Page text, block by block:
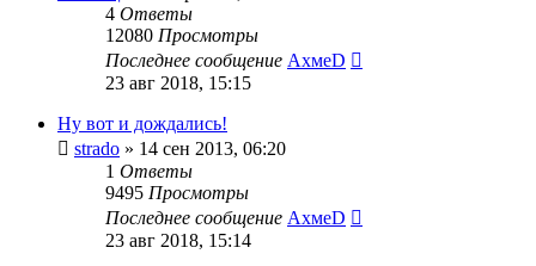
4 Ответы
12080 Просмотры
Последнее сообщение АхмеD
23 авг 2018, 15:15
Ну вот и дождались!
strado » 14 сен 2013, 06:20
1 Ответы
9495 Просмотры
Последнее сообщение АхмеD
23 авг 2018, 15:14